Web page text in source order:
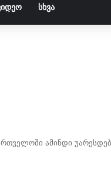
სხვა
ამინდი